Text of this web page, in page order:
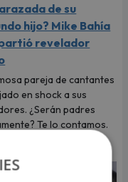
de su
hijo? Mike Bahía
revelador
pareja de cantantes
en shock a sus
¿Serán padres
Te lo contamos.